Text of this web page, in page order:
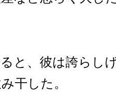
と、彼は誇らし
干した。